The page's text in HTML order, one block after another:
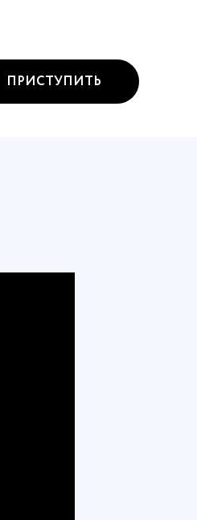
ПРИСТУПИТЬ